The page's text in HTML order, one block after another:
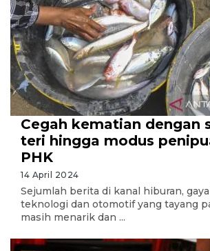
Cegah kematian dengan
teri hingga modus
PHK
14 April 2024
Sejumlah berita di kanal hiburan,
teknologi dan otomotif yang tayang
masih menarik dan ...